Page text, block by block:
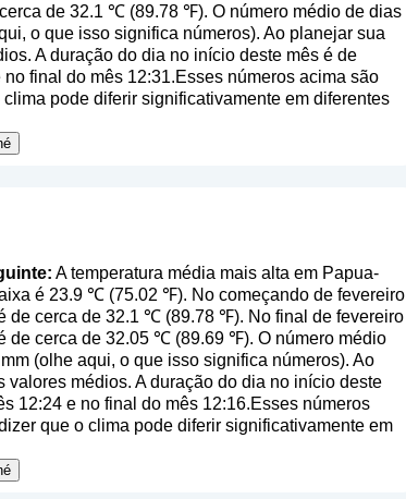
de 32.1 ℃ (89.78 ℉). O número médio de dias
o que isso significa números). Ao planejar sua
A duração do dia no início deste mês é de
final do mês 12:31.Esses números acima são
pode diferir significativamente em diferentes
A temperatura média mais alta em Papua-
é 23.9 ℃ (75.02 ℉). No começando de fevereiro
de cerca de 32.1 ℃ (89.78 ℉). No final de fevereiro
de cerca de 32.05 ℃ (89.69 ℉). O número médio
(olhe aqui, o que isso significa números). Ao
médios. A duração do dia no início deste
12:24 e no final do mês 12:16.Esses números
que o clima pode diferir significativamente em